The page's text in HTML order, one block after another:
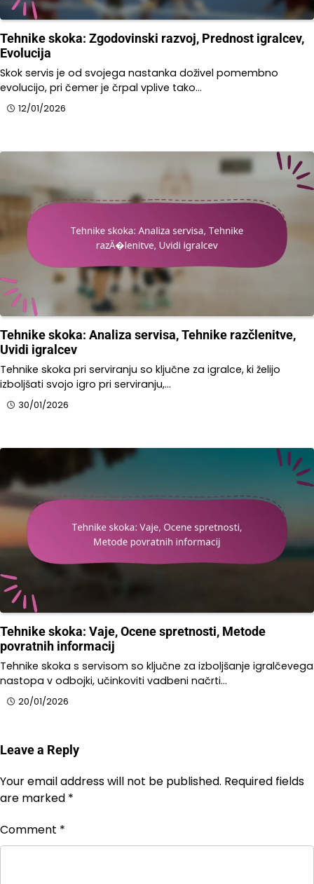
Tehnike skoka: Zgodovinski razvoj, Prednost igralcev,
Evolucija
Skok servis je od svojega nastanka doživel pomembno
evolucijo, pri čemer je črpal vplive tako…
12/01/2026
Tehnike skoka: Analiza servisa, Tehnike razčlenitve,
Uvidi igralcev
Tehnike skoka pri serviranju so ključne za igralce, ki želijo
izboljšati svojo igro pri serviranju,…
30/01/2026
Tehnike skoka: Vaje, Ocene spretnosti, Metode
povratnih informacij
Tehnike skoka s servisom so ključne za izboljšanje igralčevega
nastopa v odbojki, učinkoviti vadbeni načrti…
20/01/2026
Leave a Reply
Your email address will not be published. Required fields
are marked *
Comment *